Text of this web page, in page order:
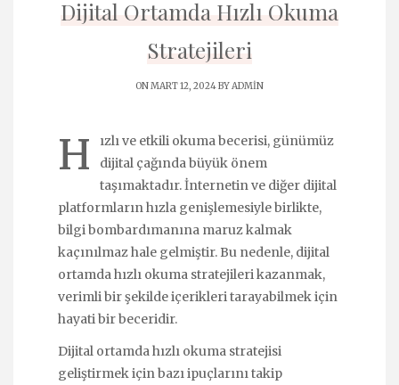
Dijital Ortamda Hızlı Okuma
Stratejileri
ON MART 12, 2024 BYADMIN
H
ızlı ve etkili okuma becerisi, günümüz
dijital çağında büyük önem
taşımaktadır. İnternetin ve diğer dijital
platformların hızla genişlemesiyle birlikte,
bilgi bombardımanına maruz kalmak
kaçınılmaz hale gelmiştir. Bu nedenle, dijital
ortamda hızlı okuma stratejileri kazanmak,
verimli bir şekilde içerikleri tarayabilmek için
hayati bir beceridir.
Dijital ortamda hızlı okuma stratejisi
geliştirmek için bazı ipuçlarını takip